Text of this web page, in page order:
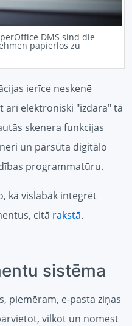
DMS sind die
papierlos zu
ierīce neskenē
arī elektroniski "izdara" tā
skenera funkcijas
un pārsūta digitālo
programmatūru.
kā vislabāk integrēt
citā rakstā.
sistēma
piemēram, e-pasta ziņas
vilkot un nomest